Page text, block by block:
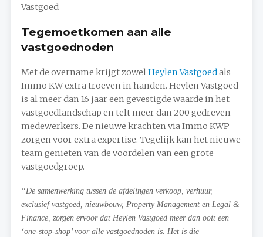
Vastgoed
Tegemoetkomen aan alle
vastgoednoden
Met de overname krijgt zowelHeylen Vastgoedals
Immo KW extra troeven in handen. Heylen Vastgoed
is al meer dan 16 jaar een gevestigde waarde in het
vastgoedlandschap en telt meer dan 200 gedreven
medewerkers. De nieuwe krachten via Immo KWP
zorgen voor extra expertise. Tegelijk kan het nieuwe
team genieten van de voordelen van een grote
vastgoedgroep. ​
“De samenwerking tussen de afdelingen verkoop, verhuur,
exclusief vastgoed, nieuwbouw, Property Management en Legal &
Finance, zorgen ervoor dat Heylen Vastgoed meer dan ooit een
‘one-stop-shop’ voor alle vastgoednoden is. Het is die